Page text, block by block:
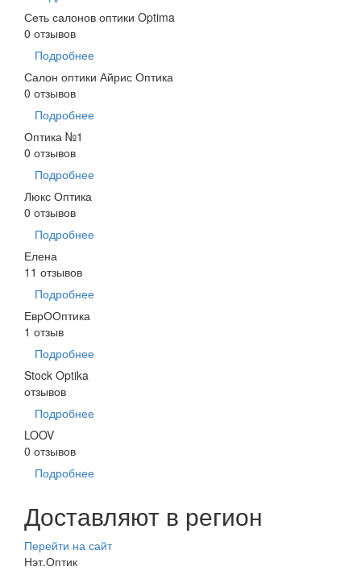
Сеть салонов оптики Optima
0 отзывов
Подробнее
Салон оптики Айрис Оптика
0 отзывов
Подробнее
Оптика №1
0 отзывов
Подробнее
Люкс Оптика
0 отзывов
Подробнее
Елена
11 отзывов
Подробнее
ЕврООптика
1 отзыв
Подробнее
Stock Optika
отзывов
Подробнее
LOOV
0 отзывов
Подробнее
Доставляют в регион
Перейти на сайт
Нэт.Оптик